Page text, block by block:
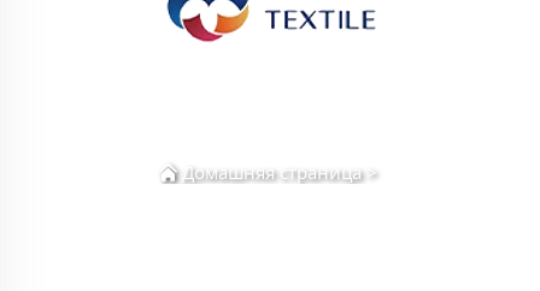
Домашняя страница>